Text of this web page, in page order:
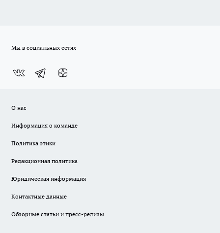
Мы в социальных сетях
О нас
Информация о команде
Политика этики
Редакционная политика
Юридическая информация
Контактные данные
Обзорные статьи и пресс-релизы